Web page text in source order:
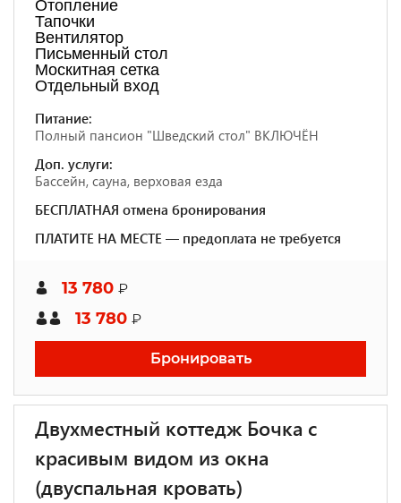
Отопление
Тапочки
Вентилятор
Письменный стол
Москитная сетка
Отдельный вход
Питание:
Полный пансион "Шведский стол" ВКЛЮЧЁН
Доп. услуги:
Бассейн, сауна, верховая езда
БЕСПЛАТНАЯ отмена бронирования
ПЛАТИТЕ НА МЕСТЕ — предоплата не требуется
13 780 ₽
13 780 ₽
Бронировать
Двухместный коттедж Бочка с
красивым видом из окна
(двуспальная кровать)